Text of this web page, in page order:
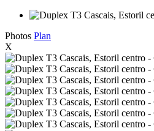
Photos Plan
X